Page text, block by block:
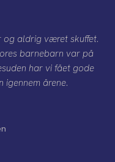
og aldrig været skuffet.
barnebarn var på
har vi fået gode
igennem årene.